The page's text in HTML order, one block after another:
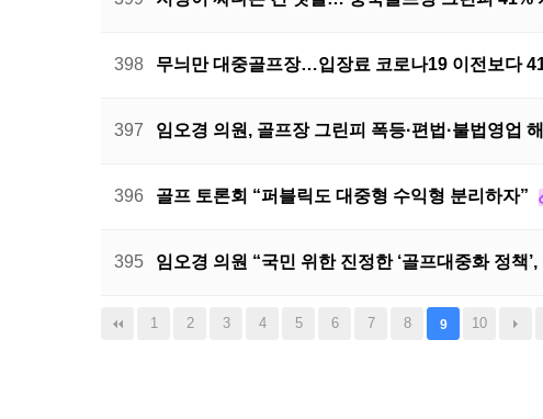
398 무늬만 대중골프장…입장료 코로나19 이전보다
397 임오경 의원, 골프장 그린피 폭등·편법·불법영업
396 골프 토론회 “퍼블릭도 대중형 수익형 분리하자”
395 임오경 의원 “국민 위한 진정한 ‘골프대중화 정책
1 2 3 4 5 6 7 8 9 10